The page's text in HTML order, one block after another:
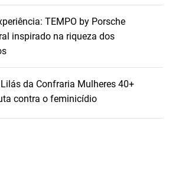
TEMPO by Porsche
inspirado na riqueza dos
da Confraria Mulheres 40+
contra o feminicídio